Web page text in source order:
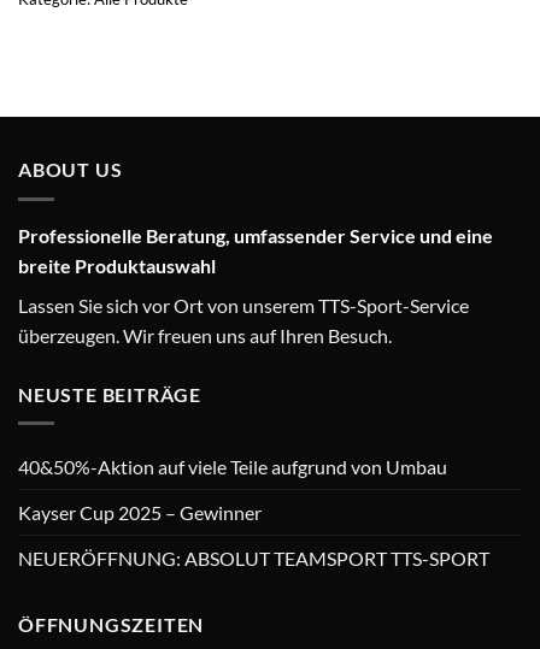
ABOUT US
Professionelle Beratung, umfassender Service und eine
breite Produktauswahl
Lassen Sie sich vor Ort von unserem TTS-Sport-Service
überzeugen. Wir freuen uns auf Ihren Besuch.
NEUSTE BEITRÄGE
40&50%-Aktion auf viele Teile aufgrund von Umbau
Kayser Cup 2025 – Gewinner
NEUERÖFFNUNG: ABSOLUT TEAMSPORT TTS-SPORT
ÖFFNUNGSZEITEN